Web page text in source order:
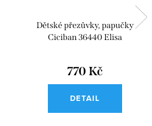
Dětské přezůvky, papučky
Ciciban 36440 Elisa
770 Kč
DETAIL